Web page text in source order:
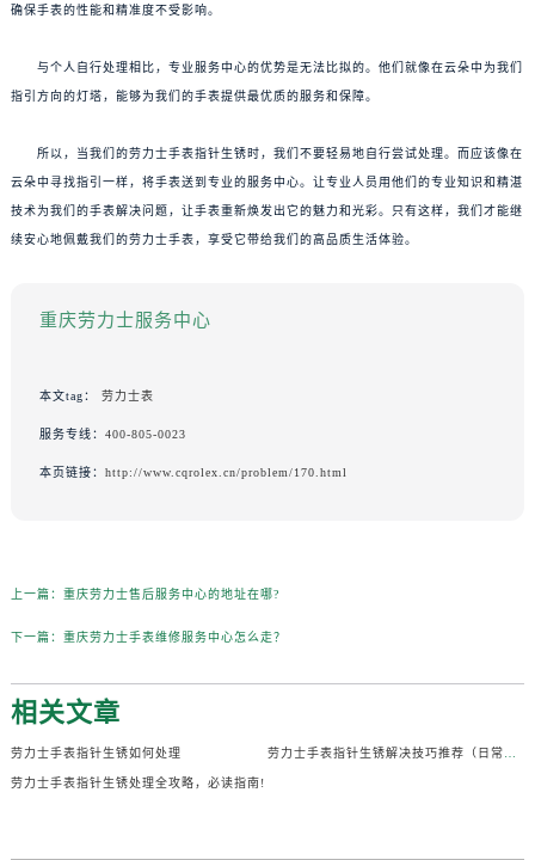
确保手表的性能和精准度不受影响。
与个人自行处理相比，专业服务中心的优势是无法比拟的。他们就像在云朵中为我们
指引方向的灯塔，能够为我们的手表提供最优质的服务和保障。
所以，当我们的劳力士手表指针生锈时，我们不要轻易地自行尝试处理。而应该像在
云朵中寻找指引一样，将手表送到专业的服务中心。让专业人员用他们的专业知识和精湛
技术为我们的手表解决问题，让手表重新焕发出它的魅力和光彩。只有这样，我们才能继
续安心地佩戴我们的劳力士手表，享受它带给我们的高品质生活体验。
重庆劳力士服务中心
本文tag： 劳力士表
服务专线： 400-805-0023
本页链接： http://www.cqrolex.cn/problem/170.html
上一篇： 重庆劳力士售后服务中心的地址在哪?
下一篇： 重庆劳力士手表维修服务中心怎么走？
相关文章
劳力士手表指针生锈如何处理
劳力士手表指针生锈处理全攻略，必读指南!